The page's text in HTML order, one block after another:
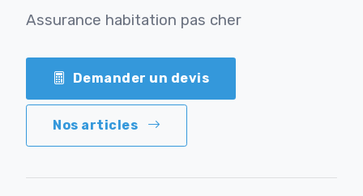
Assurance habitation pas cher
Demander un devis
Nos articles